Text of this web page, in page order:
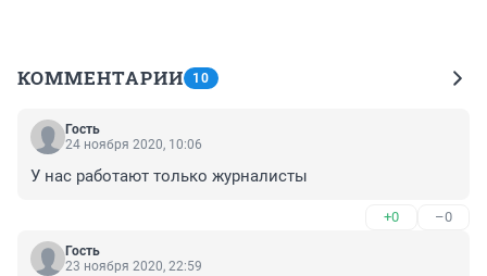
КОММЕНТАРИИ 10
Гость
24 ноября 2020, 10:06
У нас работают только журналисты
+0 –0
Гость
23 ноября 2020, 22:59